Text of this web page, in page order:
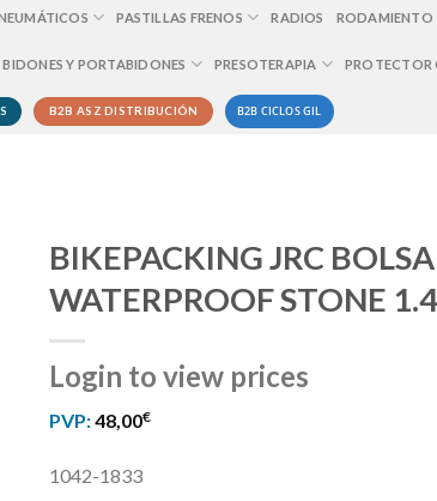
PASTILLAS FRENOS RADIOS RODAMIENTO
BIDONES Y PORTABIDONES PRESOTERAPIA PROTECTOR
B2B ASZ DISTRIBUCIÓN B2B CICLOS GIL
BIKEPACKING JRC
WATERPROOF STONE
Login to view prices
PVP:48,00€
1042-1833